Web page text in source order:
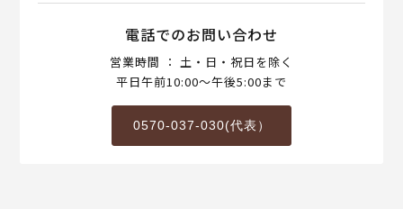
電話でのお問い合わせ
営業時間 ： 土・日・祝日を除く
平日午前10:00～午後5:00まで
0570-037-030(代表）